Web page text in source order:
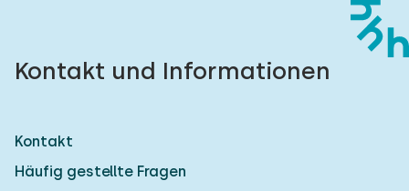
Kontakt und Informationen
Kontakt
Häufig gestellte Fragen